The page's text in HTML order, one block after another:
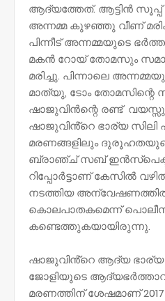
ആദ്യത്തേത്. ആട്ടിൻ സൂപ്പ്
അന്നമ്മ കുഴഞ്ഞു വീണ്
പിന്നീട് അന്നമ്മയുടെ
മകൻ റോയ് തോമസും
മരിച്ചു. പിന്നാലെ
മാത്യു, ടോം തോമസിന്റെ
ഷാജുവിൻന്റെ രണ്ട്
ഷാജുവിൻ്റെ ഭാര്യ സിലി
മരണങ്ങളിലും
ബ്രാഞ്ച് സബ്
റിപ്പോർട്ടാണ് കേസിൽ
നടത്തിയ
കൊലപാതകമെന്ന്
കണ്ടെത്തുകയായിരുന്നു.
ഷാജുവിൻ്റെ ആദ്യ
ജോളിയുടെ
മരണത്തിന് ശേഷമാണ്